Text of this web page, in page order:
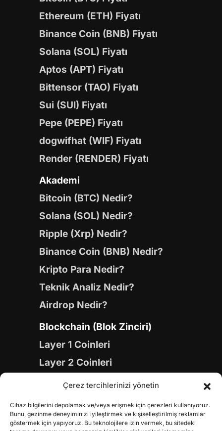
Çerez tercihlerinizi yönetin
Cihaz bilgilerini depolamak ve/veya erişmek için çerezleri kullanıyoruz.
Bunu, gezinme deneyiminizi iyileştirmek ve kişiselleştirilmiş reklamlar
göstermek için yapıyoruz. Bu teknolojilere izin vermek, bu sitedeki
Ethereum (ETH) Fiyatı
Binance Coin (BNB) Fiyatı
Solana (SOL) Fiyatı
Aptos (APT) Fiyatı
Bittensor (TAO) Fiyatı
Sui (SUI) Fiyatı
Pepe (PEPE) Fiyatı
dogwifhat (WIF) Fiyatı
Render (RENDER) Fiyatı
Akademi
Bitcoin (BTC) Nedir?
Solana (SOL) Nedir?
Ripple (Xrp) Nedir?
Binance Coin (BNB) Nedir?
Kripto Para Nedir?
Teknik Analiz Nedir?
Airdrop Nedir?
Blockchain (Blok Zinciri)
Layer 1 Coinleri
Layer 2 Coinleri
Yapay Zeka (AI) Coinleri
Gaming Coinleri